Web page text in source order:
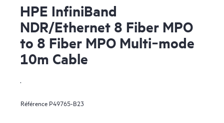
HPE InfiniBand
NDR/Ethernet 8 Fiber MPO
to 8 Fiber MPO Multi‑mode
10m Cable
Référence P49765-B23